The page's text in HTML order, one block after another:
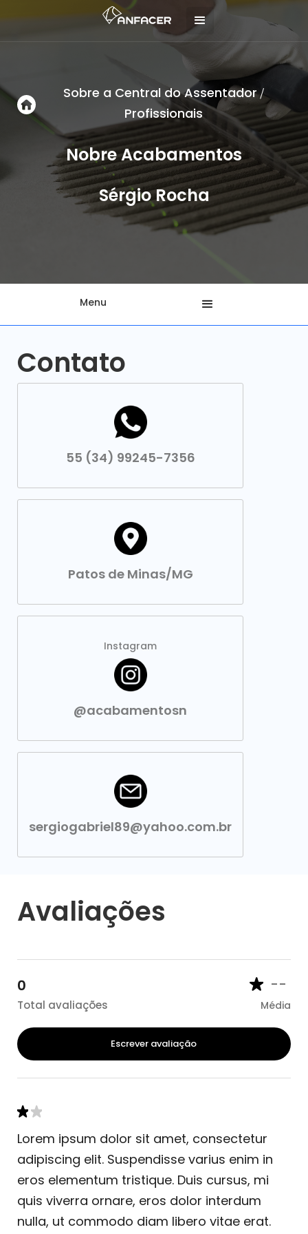
Sobre a Central do Assentador/
Profissionais
Nobre Acabamentos
Sérgio Rocha
Menu
Contato
55 (34) 99245-7356
Patos de Minas/MG
Instagram
@acabamentosn
sergiogabriel89@yahoo.com.br
Avaliações
0
Total avaliações
--
Média
Escrever avaliação
Lorem ipsum dolor sit amet, consectetur
adipiscing elit. Suspendisse varius enim in
eros elementum tristique. Duis cursus, mi
quis viverra ornare, eros dolor interdum
nulla, ut commodo diam libero vitae erat.